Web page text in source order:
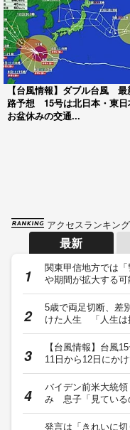
【台風情報】ダブル台風 最
路予想 15号は北日本・東
お盆休みの交通...
アクセスランキング
最新
関東甲信地方では
や期間が拡大する可
5歳で両足切断、差
けた人生 「人生は
【台風情報】台風
11日から12日にか
バイデン前米大統
み 息子「見ている
発言は「きれいに